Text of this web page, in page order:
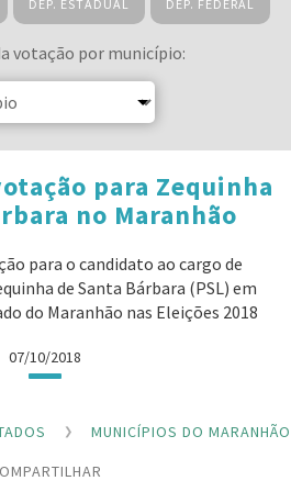
DEP. ESTADUAL DEP. FEDERAL
votação por município:
para Zequinha
no Maranhão
para o candidato ao cargo de
de Santa Bárbara (PSL) em
do Maranhão nas Eleições 2018
07/10/2018
MUNICÍPIOS DO MARANHÃO